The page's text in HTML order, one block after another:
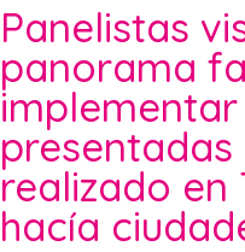
Panelistas
panorama
realizado en
hacía